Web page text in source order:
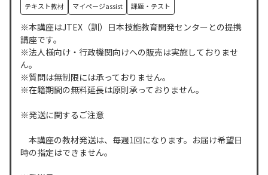
テキスト教材 マイページassist 課題・テスト
※本講座はJTEX（訓）日本技能教育開発センターとの提携
講座です。
※法人様向け・行政機関向けへの販売は実施しておりませ
ん。
※質問は無制限には承っておりません。
※在籍期間の無料延長は原則承っておりません。
※発送に関するご注意
本講座の教材発送は、毎週1回になります。お届け希望日
時の指定はできません。